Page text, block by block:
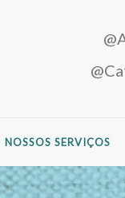
NOSSOS SERVIÇOS